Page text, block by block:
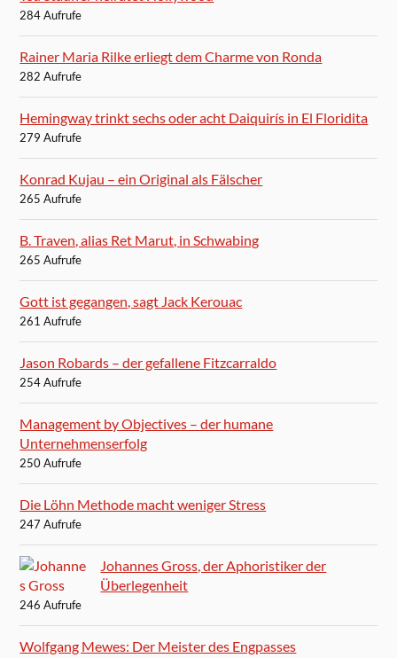
284 Aufrufe
Rainer Maria Rilke erliegt dem Charme von Ronda
282 Aufrufe
Hemingway trinkt sechs oder acht Daiquirís in El Floridita
279 Aufrufe
Konrad Kujau – ein Original als Fälscher
265 Aufrufe
B. Traven, alias Ret Marut, in Schwabing
265 Aufrufe
Gott ist gegangen, sagt Jack Kerouac
261 Aufrufe
Jason Robards – der gefallene Fitzcarraldo
254 Aufrufe
Management by Objectives – der humane
Unternehmenserfolg
250 Aufrufe
Die Löhn Methode macht weniger Stress
247 Aufrufe
Johannes Gross, der Aphoristiker der
Überlegenheit
246 Aufrufe
Wolfgang Mewes: Der Meister des Engpasses